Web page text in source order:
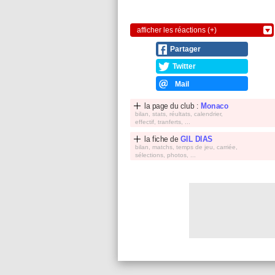
afficher les réactions (+)
Partager
Twitter
Mail
la page du club : Monaco
bilan, stats, réultats, calendrier,
effectif, tranferts, ...
la fiche de GIL DIAS
bilan, matchs, temps de jeu, carriée,
sélections, photos, ...